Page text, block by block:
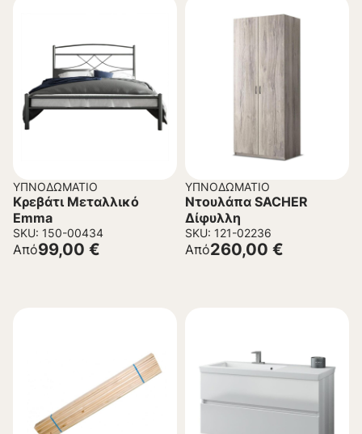
ΥΠΝΟΔΩΜΆΤΙΟ
Κρεβάτι Μεταλλικό
Emma
SKU: 150-00434
Από99,00 €
ΥΠΝΟΔΩΜΆΤΙΟ
Ντουλάπα SACHER
Δίφυλλη
SKU: 121-02236
Από260,00 €